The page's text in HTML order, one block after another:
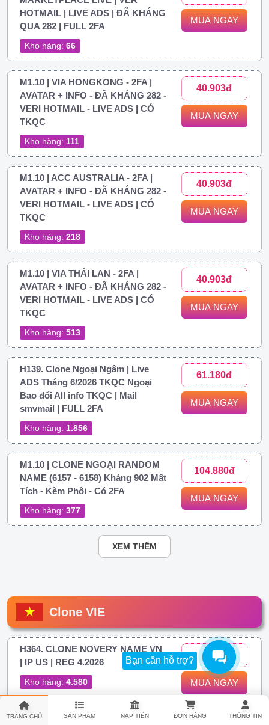
Bạn cần hỗ trợ?
TRANG CHỦ SẢN PHẨM NẠP TIỀN ĐƠN HÀNG THÔNG TIN
HOTMAIL | LIVE ADS | ĐÃ KHÁNG
QUA 282 | FULL 2FA
Kho hàng: 66
MUA NGAY
M1.10 | VIA HONGKONG - 2FA |
AVATAR + INFO - ĐÃ KHÁNG 282 -
VERI HOTMAIL - LIVE ADS | CÓ
TKQC
Kho hàng: 111
40.903đ
MUA NGAY
M1.10 | ACC AUSTRALIA - 2FA |
AVATAR + INFO - ĐÃ KHÁNG 282 -
VERI HOTMAIL - LIVE ADS | CÓ
TKQC
Kho hàng: 218
40.903đ
MUA NGAY
M1.10 | VIA THÁI LAN - 2FA |
AVATAR + INFO - ĐÃ KHÁNG 282 -
VERI HOTMAIL - LIVE ADS | CÓ
TKQC
Kho hàng: 513
40.903đ
MUA NGAY
H139. Clone Ngoại Ngâm | Live
ADS Tháng 6/2026 TKQC Ngoại
Bao đổi All info TKQC | Mail
smvmail | FULL 2FA
Kho hàng: 1.856
61.180đ
MUA NGAY
M1.10 | CLONE NGOẠI RANDOM
NAME (6157 - 6158) Kháng 902 Mất
Tích - Kèm Phôi - Có 2FA
Kho hàng: 377
104.880đ
MUA NGAY
XEM THÊM
Clone VIE
H364. CLONE NOVERY NAME VN
| IP US | REG 4.2026
Kho hàng: 4.580
306đ
MUA NGAY
H374. Clone Việt IP Việt Novery |